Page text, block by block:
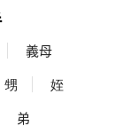
義母
甥
姪
弟